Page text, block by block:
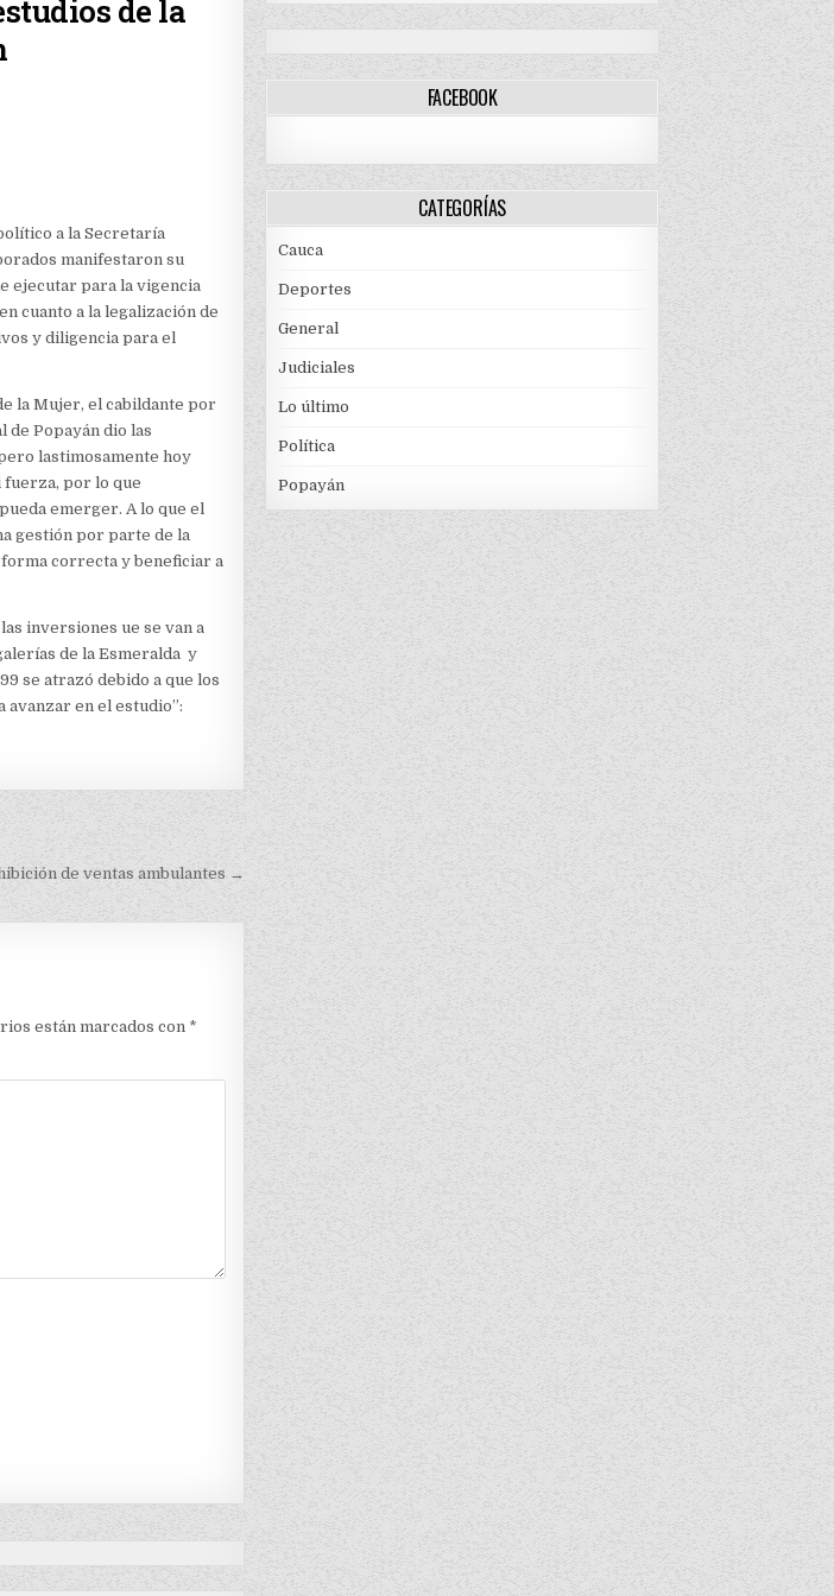
de la
a la Secretaría
manifestaron su
ejecutar para la vigencia
cuanto a la legalización de
y diligencia para el
la Mujer, el cabildante por
Popayán dio las
lastimosamente hoy
fuerza, por lo que
emerger. A lo que el
gestión por parte de la
correcta y beneficiar a
inversiones ue se van a
de la Esmeralda y
se atrazó debido a que los
en el estudio”:
de ventas ambulantes →
están marcados con *
FACEBOOK
CATEGORÍAS
Cauca
Deportes
General
Judiciales
Lo último
Política
Popayán